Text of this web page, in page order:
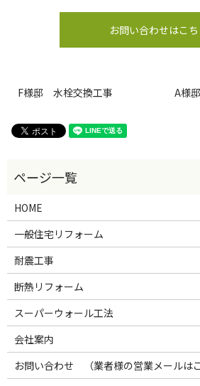
お問い合わせはこち
F様邸 水栓交換工事 A様
HOME
一般住宅リフォーム
耐震工事
断熱リフォーム
スーパーウォール工法
会社案内
お問い合わせ （業者様の営業メールはご